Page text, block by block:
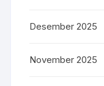
Desember 2025
November 2025